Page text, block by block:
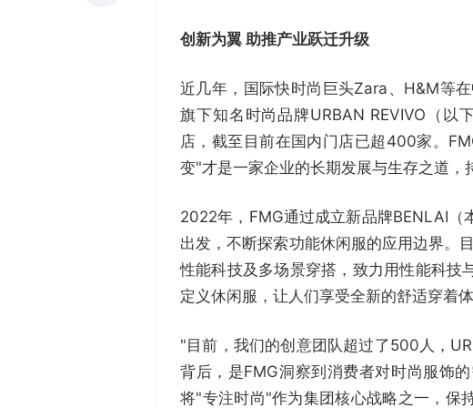
创新为翼 助推产业跃迁升级
近几年，国际快时尚巨头Zara、H&M等
旗下知名时尚品牌URBAN REVIVO（以
店，截至目前在国内门店已超400家。
变"才是一家企业的长期发展与生存之道，
2022年，FMG通过成立新品牌BENLAI（
出发，不断探索功能休闲服的应用边界。
性能科技及多场景穿搭，致力用性能科技
定义休闲服，让人们享受全新的舒适穿着体
"目前，我们的创意团队超过了500人，
背后，是FMG洞察到消费者对时尚服饰
将"专注时尚"作为集团核心战略之一，保